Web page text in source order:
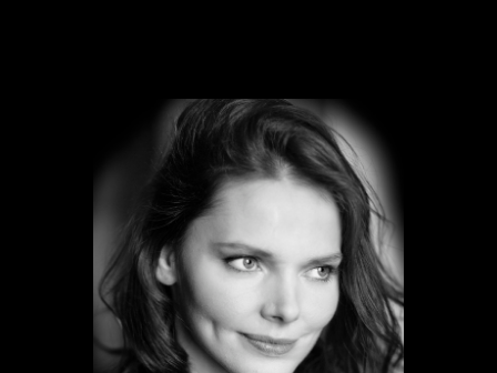
Не только погрузитесь в Историю, но и
станете ее частью.
3
Станете участником Легендарного
проекта, прикоснетесь к миру Звезд и
получите портрет, подобный тому,
который хранится у них.
4